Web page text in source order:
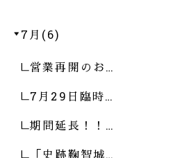
7月(6)
営業再開のお…
7月29日臨時…
期間延長！！…
「史跡鞠智城…